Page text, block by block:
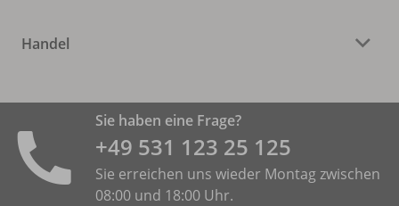
Handel
Sie haben eine Frage?
+49 531 ­123 25 125
Sie erreichen uns wieder Montag zwischen
08:00 und 18:00 Uhr.